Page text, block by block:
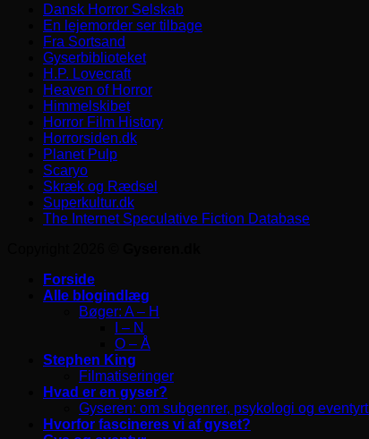
Dansk Horror Selskab
En lejemorder ser tilbage
Fra Sortsand
Gyserbiblioteket
H.P. Lovecraft
Heaven of Horror
Himmelskibet
Horror Film History
Horrorsiden.dk
Planet Pulp
Scaryo
Skræk og Rædsel
Superkultur.dk
The Internet Speculative Fiction Database
Forside
Alle blogindlæg
Bøger: A – H
I – N
O – Å
Stephen King
Filmatiseringer
Hvad er en gyser?
Gyseren: om subgenrer, psykologi og
Hvorfor fascineres vi af gyset?